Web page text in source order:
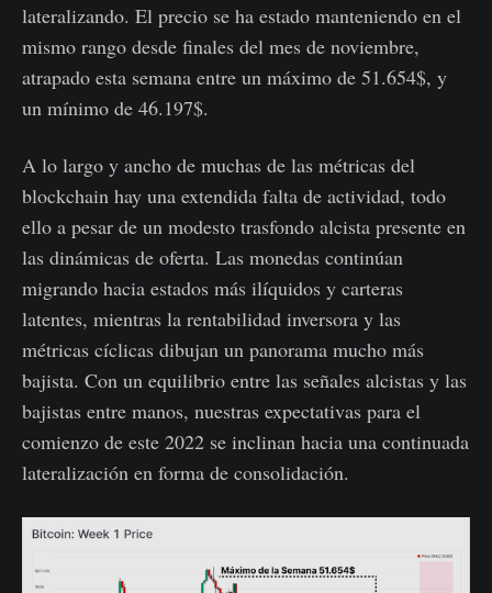
lateralizando. El precio se ha estado manteniendo en el
mismo rango desde finales del mes de noviembre,
atrapado esta semana entre un máximo de 51.654$, y
un mínimo de 46.197$.
A lo largo y ancho de muchas de las métricas del
blockchain hay una extendida falta de actividad, todo
ello a pesar de un modesto trasfondo alcista presente en
las dinámicas de oferta. Las monedas continúan
migrando hacia estados más ilíquidos y carteras
latentes, mientras la rentabilidad inversora y las
métricas cíclicas dibujan un panorama mucho más
bajista. Con un equilibrio entre las señales alcistas y las
bajistas entre manos, nuestras expectativas para el
comienzo de este 2022 se inclinan hacia una continuada
lateralización en forma de consolidación.